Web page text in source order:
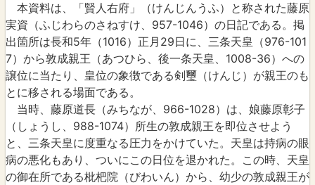
本資料は、「賢人右府」（けんじんうふ）と称された藤原
実資（ふじわらのさねすけ、957-1046）の日記である。掲
出箇所は長和5年（1016）正月29日に、三条天皇（976-101
7）から敦成親王（あつひら、後一条天皇、1008-36）への
譲位に当たり、皇位の象徴である剣璽（けんじ）が親王のも
とに移される場面である。
当時、藤原道長（みちなが、966-1028）は、娘藤原彰子
（しょうし、988-1074）所生の敦成親王を即位させよう
と、三条天皇に度重なる圧力をかけていた。天皇は持病の眼
病の悪化もあり、ついにこの日位を退かれた。この時、天皇
の御在所である枇杷院（びわいん）から、幼少の敦成親王が